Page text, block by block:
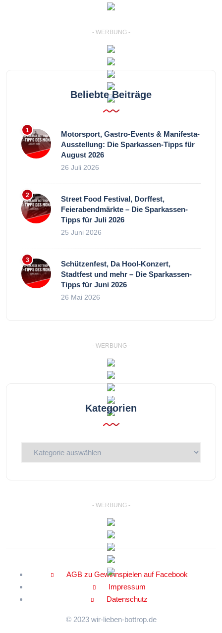
- WERBUNG -
Beliebte Beiträge
Motorsport, Gastro-Events & Manifesta-
Ausstellung: Die Sparkassen-Tipps für
August 2026
26 Juli 2026
Street Food Festival, Dorffest,
Feierabendmärkte – Die Sparkassen-
Tipps für Juli 2026
25 Juni 2026
Schützenfest, Da Hool-Konzert,
Stadtfest und mehr – Die Sparkassen-
Tipps für Juni 2026
26 Mai 2026
- WERBUNG -
Kategorien
Kategorien
- WERBUNG -
AGB zu Gewinnspielen auf Facebook
Impressum
Datenschutz
© 2023 wir-lieben-bottrop.de